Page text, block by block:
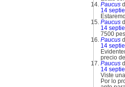
Paucus
14
Paucus
14
7500
Paucus
14
precio
Paucus
14
Viste
Por lo